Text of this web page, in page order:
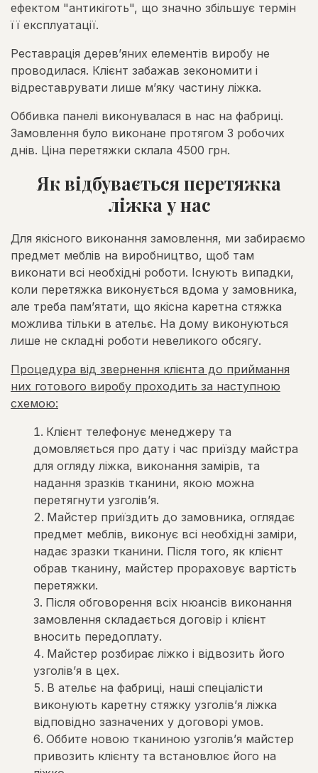
ефектом "антикіготь", що значно збільшує термін
її експлуатації.
Реставрація дерев’яних елементів виробу не
проводилася. Клієнт забажав зекономити і
відреставрувати лише м’яку частину ліжка.
Оббивка панелі виконувалася в нас на фабриці.
Замовлення було виконане протягом 3 робочих
днів. Ціна перетяжки склала 4500 грн.
Як відбувається перетяжка
ліжка у нас
Для якісного виконання замовлення, ми забираємо
предмет меблів на виробництво, щоб там
виконати всі необхідні роботи. Існують випадки,
коли перетяжка виконується вдома у замовника,
але треба пам’ятати, що якісна каретна стяжка
можлива тільки в ательє. На дому виконуються
лише не складні роботи невеликого обсягу.
Процедура від звернення клієнта до приймання
них готового виробу проходить за наступною
схемою:
Клієнт телефонує менеджеру та
домовляється про дату і час приїзду майстра
для огляду ліжка, виконання замірів, та
надання зразків тканини, якою можна
перетягнути узголів’я.
Майстер приїздить до замовника, оглядає
предмет меблів, виконує всі необхідні заміри,
надає зразки тканини. Після того, як клієнт
обрав тканину, майстер прораховує вартість
перетяжки.
Після обговорення всіх нюансів виконання
замовлення складається договір і клієнт
вносить передоплату.
Майстер розбирає ліжко і відвозить його
узголів’я в цех.
В ательє на фабриці, наші спеціалісти
виконують каретну стяжку узголів’я ліжка
відповідно зазначених у договорі умов.
Оббите новою тканиною узголів’я майстер
привозить клієнту та встановлює його на